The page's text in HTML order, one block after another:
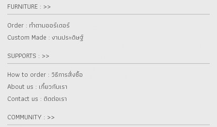
FURNITURE : >>
Order : ทำตามออร์เดอร์
Custom Made : งานประดิษฐ์
SUPPORTS : >>
How to order : วิธีการสั่งซื้อ
About us : เกี๋ยวกับเรา
Contact us : ติดต่อเรา
COMMUNITY : >>